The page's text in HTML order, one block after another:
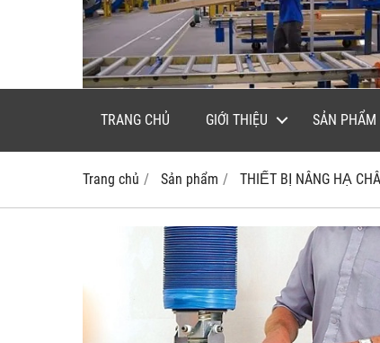
TRANG CHỦ GIỚI THIỆU SẢN PHẨM
Trang chủ Sản phẩm THIẾT BỊ NÂNG HẠ